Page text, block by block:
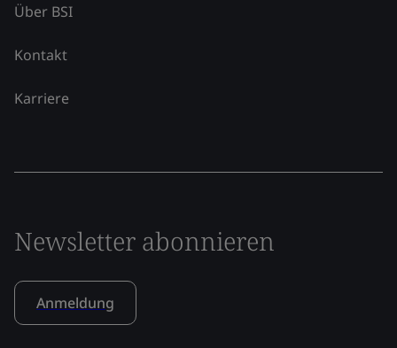
Über BSI
Kontakt
Karriere
Newsletter abonnieren
Anmeldung